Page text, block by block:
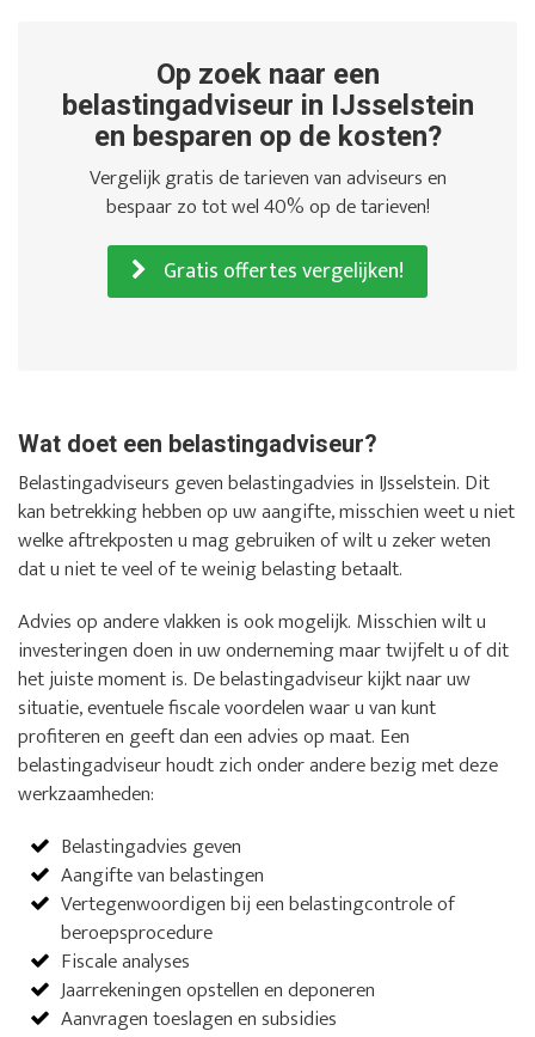
Op zoek naar een
belastingadviseur in IJsselstein
en besparen op de kosten?
Vergelijk gratis de tarieven van adviseurs en
bespaar zo tot wel 40% op de tarieven!
Gratis offertes vergelijken!
Wat doet een belastingadviseur?
Belastingadviseurs geven belastingadvies in IJsselstein. Dit
kan betrekking hebben op uw aangifte, misschien weet u niet
welke aftrekposten u mag gebruiken of wilt u zeker weten
dat u niet te veel of te weinig belasting betaalt.
Advies op andere vlakken is ook mogelijk. Misschien wilt u
investeringen doen in uw onderneming maar twijfelt u of dit
het juiste moment is. De belastingadviseur kijkt naar uw
situatie, eventuele fiscale voordelen waar u van kunt
profiteren en geeft dan een advies op maat. Een
belastingadviseur houdt zich onder andere bezig met deze
werkzaamheden:
Belastingadvies geven
Aangifte van belastingen
Vertegenwoordigen bij een belastingcontrole of
beroepsprocedure
Fiscale analyses
Jaarrekeningen opstellen en deponeren
Aanvragen toeslagen en subsidies